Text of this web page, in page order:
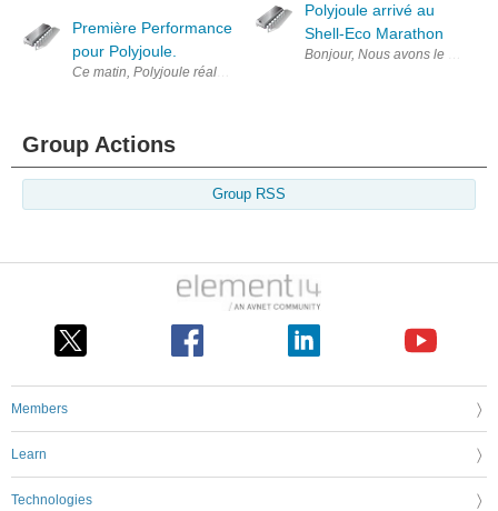
Première Performance
pour Polyjoule.
Ce matin, Polyjoule réalise sa première performance au Shell-Eco-
Polyjoule arrivé au
Shell-Eco Marathon
Bonjour, Nous avons le
Group Actions
Group RSS
Members
Learn
Technologies